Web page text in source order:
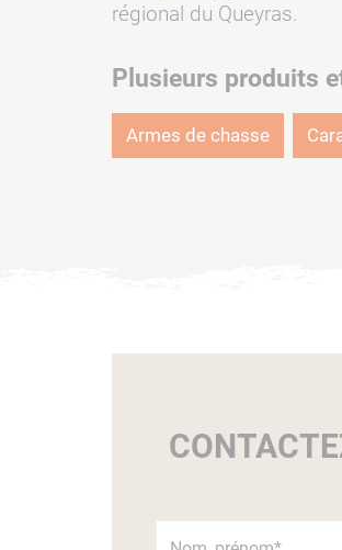
régional du Queyras.
Plusieurs produits
Armes de chasse